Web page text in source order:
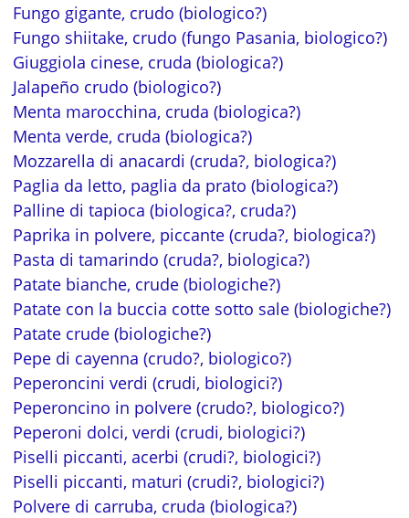
Fungo gigante, crudo (biologico?)
Fungo shiitake, crudo (fungo Pasania, biologico?)
Giuggiola cinese, cruda (biologica?)
Jalapeño crudo (biologico?)
Menta marocchina, cruda (biologica?)
Menta verde, cruda (biologica?)
Mozzarella di anacardi (cruda?, biologica?)
Paglia da letto, paglia da prato (biologica?)
Palline di tapioca (biologica?, cruda?)
Paprika in polvere, piccante (cruda?, biologica?)
Pasta di tamarindo (cruda?, biologica?)
Patate bianche, crude (biologiche?)
Patate con la buccia cotte sotto sale (biologiche?)
Patate crude (biologiche?)
Pepe di cayenna (crudo?, biologico?)
Peperoncini verdi (crudi, biologici?)
Peperoncino in polvere (crudo?, biologico?)
Peperoni dolci, verdi (crudi, biologici?)
Piselli piccanti, acerbi (crudi?, biologici?)
Piselli piccanti, maturi (crudi?, biologici?)
Polvere di carruba, cruda (biologica?)